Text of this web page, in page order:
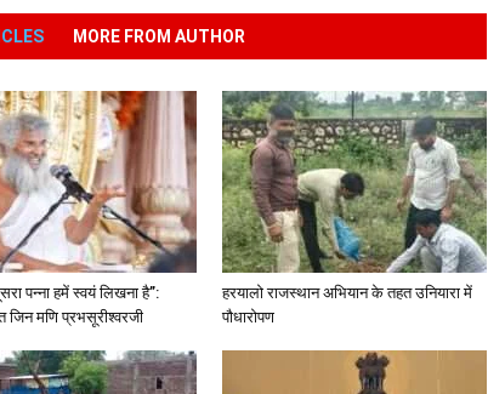
MORE FROM AUTHOR
पन्ना हमें स्वयं लिखना है”:
जिन मणि प्रभसूरीश्वरजी
हरयालो राजस्थान अभियान के तहत उनियारा में
पौधारोपण